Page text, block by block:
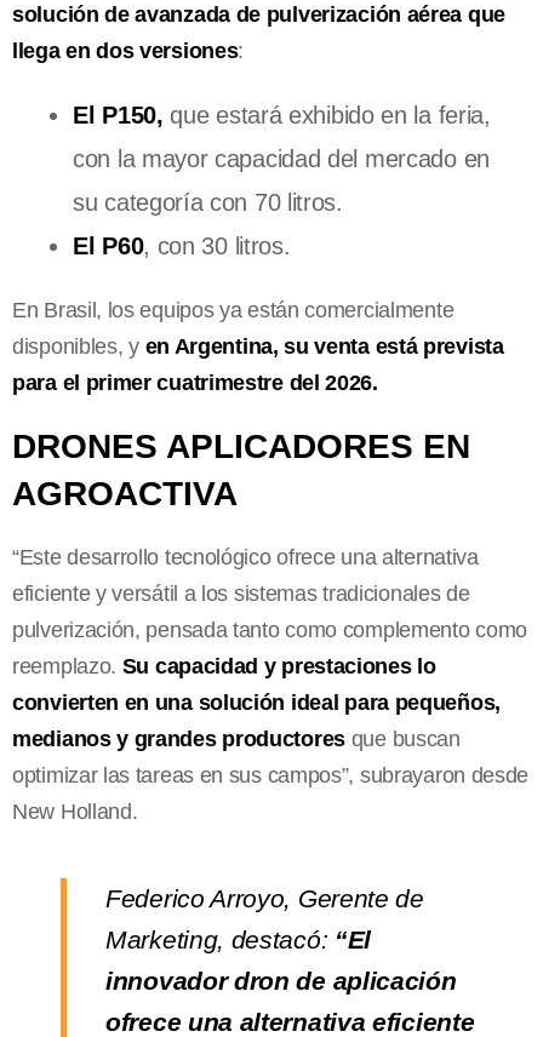
solución de avanzada de pulverización aérea que
llega en dos versiones:
El P150, que estará exhibido en la feria,
con la mayor capacidad del mercado en
su categoría con 70 litros.
El P60, con 30 litros.
En Brasil, los equipos ya están comercialmente
disponibles, y en Argentina, su venta está prevista
para el primer cuatrimestre del 2026.
DRONES APLICADORES EN
AGROACTIVA
“Este desarrollo tecnológico ofrece una alternativa
eficiente y versátil a los sistemas tradicionales de
pulverización, pensada tanto como complemento como
reemplazo. Su capacidad y prestaciones lo
convierten en una solución ideal para pequeños,
medianos y grandes productores que buscan
optimizar las tareas en sus campos”, subrayaron desde
New Holland.
Federico Arroyo, Gerente de
Marketing, destacó: “El
innovador dron de aplicación
ofrece una alternativa eficiente